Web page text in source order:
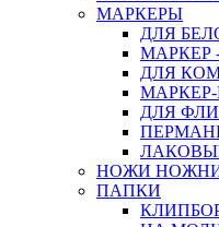
МАРКЕРЫ
ДЛЯ
МАРКЕР
ДЛЯ
ДЛЯ
НОЖИ
ПАПКИ